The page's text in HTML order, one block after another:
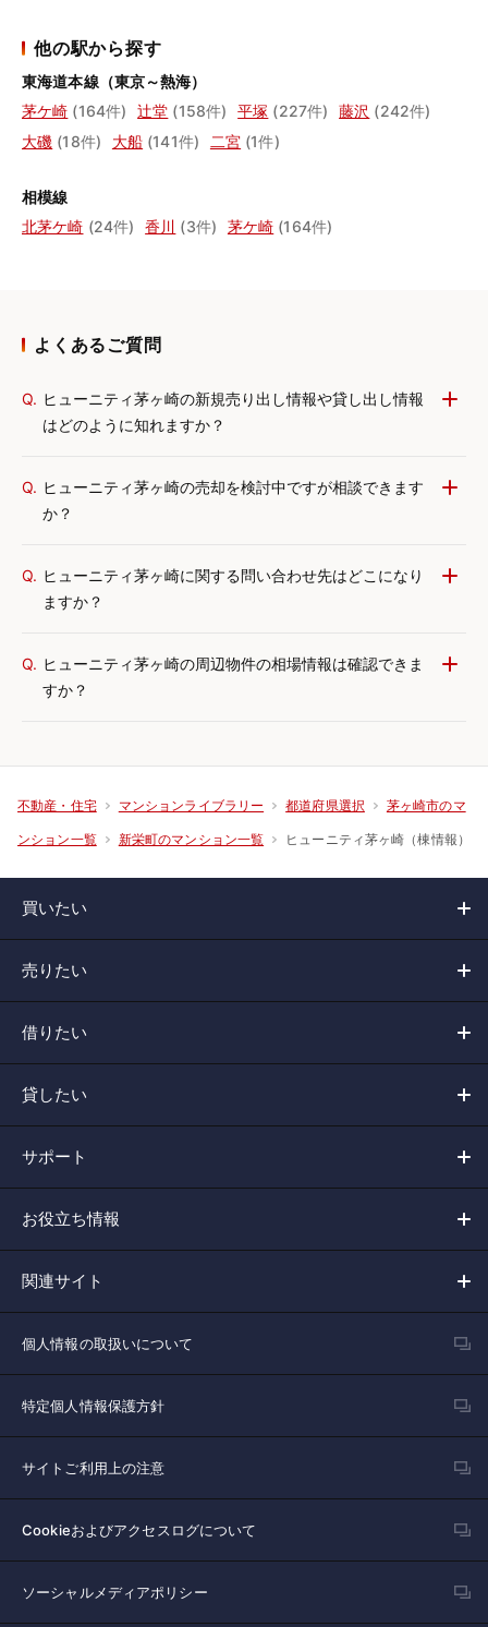
他の駅から探す
東海道本線（東京～熱海）
茅ケ崎 (164件) 辻堂 (158件) 平塚 (227件) 藤沢 (242件)
大磯 (18件) 大船 (141件) 二宮 (1件)
相模線
北茅ケ崎 (24件) 香川 (3件) 茅ケ崎 (164件)
よくあるご質問
Q. ヒューニティ茅ヶ崎の新規売り出し情報や貸し出し情報
はどのように知れますか？
Q. ヒューニティ茅ヶ崎の売却を検討中ですが相談できます
か？
Q. ヒューニティ茅ヶ崎に関する問い合わせ先はどこになり
ますか？
Q. ヒューニティ茅ヶ崎の周辺物件の相場情報は確認できま
すか？
不動産・住宅 マンションライブラリー 都道府県選択 茅ヶ崎市のマ
ンション一覧 新栄町のマンション一覧 ヒューニティ茅ヶ崎（棟情報）
買いたい
売りたい
借りたい
貸したい
サポート
お役立ち情報
関連サイト
個人情報の取扱いについて
特定個人情報保護方針
サイトご利用上の注意
Cookieおよびアクセスログについて
ソーシャルメディアポリシー